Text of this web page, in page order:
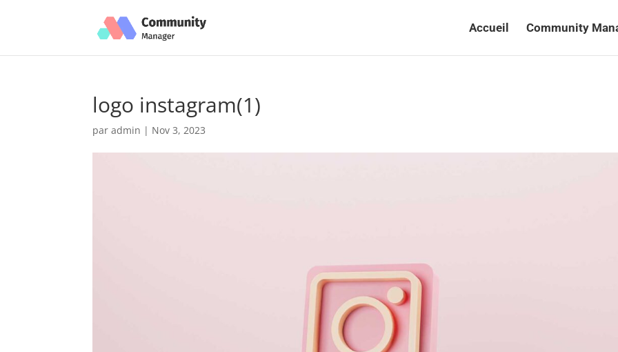
Accueil Community
logo instagram(1)
paradmin | Nov 3, 2023